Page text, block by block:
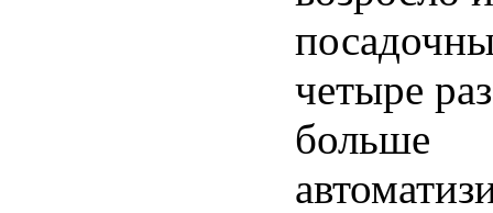
четыре
больше